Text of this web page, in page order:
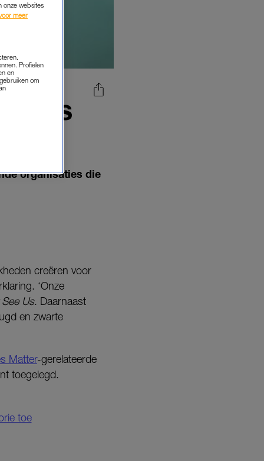
LIVES
organisaties die
creëren voor
‘Onze
Us. Daarnaast
en zwarte
Matter-gerelateerde
toegelegd.
toe
onze websites
meer
Profielen
en
om